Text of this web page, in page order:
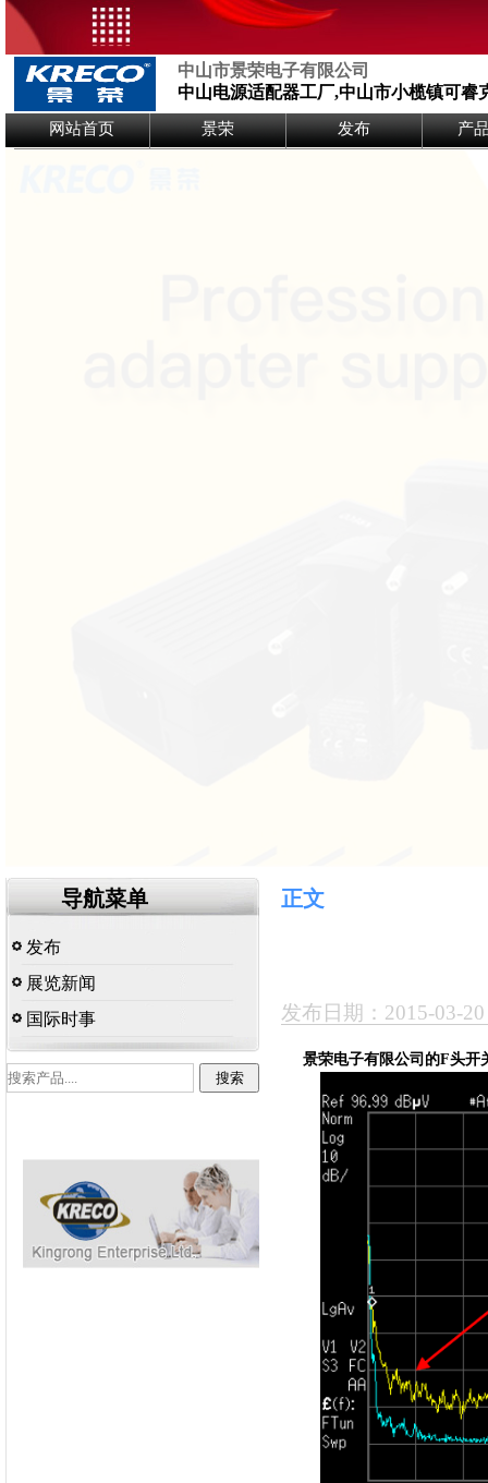
Logo Picture
中山市景荣电子有限公司
中山电源适配器工厂,中山市小榄镇可睿
网站首页 景荣 发布 产
导航菜单
发布
展览新闻
国际时事
正文
发布日期：2015-03-
景荣电子有限公司的F头开